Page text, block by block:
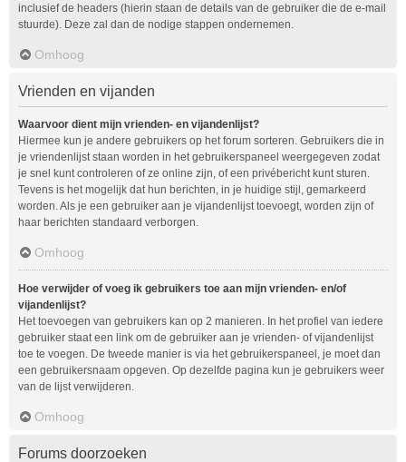
inclusief de headers (hierin staan de details van de gebruiker die de e-mail
stuurde). Deze zal dan de nodige stappen ondernemen.
Omhoog
Vrienden en vijanden
Waarvoor dient mijn vrienden- en vijandenlijst?
Hiermee kun je andere gebruikers op het forum sorteren. Gebruikers die in
je vriendenlijst staan worden in het gebruikerspaneel weergegeven zodat
je snel kunt controleren of ze online zijn, of een privébericht kunt sturen.
Tevens is het mogelijk dat hun berichten, in je huidige stijl, gemarkeerd
worden. Als je een gebruiker aan je vijandenlijst toevoegt, worden zijn of
haar berichten standaard verborgen.
Omhoog
Hoe verwijder of voeg ik gebruikers toe aan mijn vrienden- en/of
vijandenlijst?
Het toevoegen van gebruikers kan op 2 manieren. In het profiel van iedere
gebruiker staat een link om de gebruiker aan je vrienden- of vijandenlijst
toe te voegen. De tweede manier is via het gebruikerspaneel, je moet dan
een gebruikersnaam opgeven. Op dezelfde pagina kun je gebruikers weer
van de lijst verwijderen.
Omhoog
Forums doorzoeken